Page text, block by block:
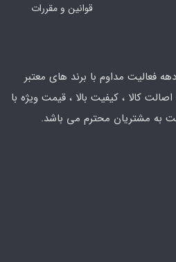
قوانین و مقررات
فعالیت مداوم با برند های معتبر
کالا ، کیفیت بالا ، قیمت ویژه با
به مشتریان محترم می باشد.